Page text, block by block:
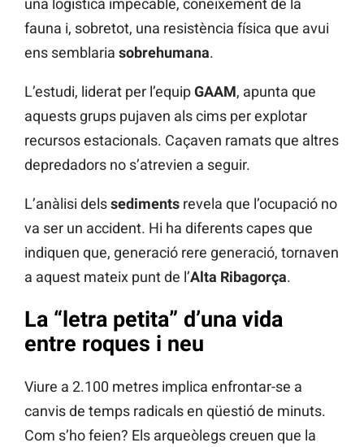
una logística impecable, coneixement de la
fauna i, sobretot, una resistència física que avui
ens semblaria sobrehumana.
L’estudi, liderat per l’equipGAAM, apunta que
aquests grups pujaven als cims per explotar
recursos estacionals. Caçaven ramats que altres
depredadors no s’atrevien a seguir.
L’anàlisi delssediments revela que l’ocupació no
va ser un accident. Hi ha diferents capes que
indiquen que, generació rere generació, tornaven
a aquest mateix punt de l’Alta Ribagorça.
La “letra petita” d’una vida
entre roques i neu
Viure a 2.100 metres implica enfrontar-se a
canvis de temps radicals en qüestió de minuts.
Com s’ho feien? Els arqueòlegs creuen que la